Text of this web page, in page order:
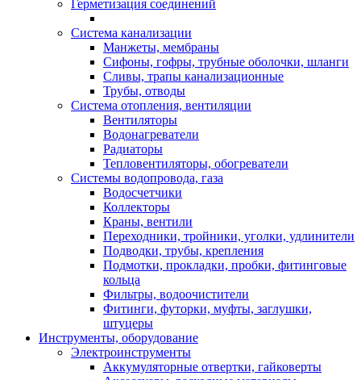
Герметизация соединений
Система канализации
Манжеты, мембраны
Сифоны, гофры, трубные оболочки, шланги
Сливы, трапы канализационные
Трубы, отводы
Система отопления, вентиляции
Вентиляторы
Водонагреватели
Радиаторы
Тепловентиляторы, обогреватели
Системы водопровода, газа
Водосчетчики
Коллекторы
Краны, вентили
Переходники, тройники, уголки, удлинители
Подводки, трубы, крепления
Подмотки, прокладки, пробки, фитинговые
кольца
Фильтры, водоочистители
Фитинги, футорки, муфты, заглушки,
штуцеры
Инструменты, оборудование
Электроинструменты
Аккумуляторные отвертки, гайковерты